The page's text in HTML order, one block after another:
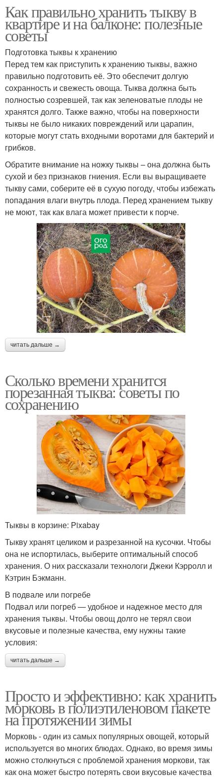
Как правильно хранить тыкву в
квартире и на балконе: полезные
советы
Подготовка тыквы к хранению
Перед тем как приступить к хранению тыквы, важно
правильно подготовить её. Это обеспечит долгую
сохранность и свежесть овоща. Тыква должна быть
полностью созревшей, так как зеленоватые плоды не
хранятся долго. Также важно, чтобы на поверхности
тыквы не было никаких повреждений или царапин,
которые могут стать входными воротами для бактерий и
грибков.
Обратите внимание на ножку тыквы – она должна быть
сухой и без признаков гниения. Если вы выращиваете
тыкву сами, соберите её в сухую погоду, чтобы избежать
попадания влаги внутрь плода. Перед хранением тыкву
не моют, так как влага может привести к порче.
читать дальше →
Сколько времени хранится
порезанная тыква: советы по
сохранению
Тыквы в корзине: Pixabay
Тыкву хранят целиком и разрезанной на кусочки. Чтобы
она не испортилась, выберите оптимальный способ
хранения. О них рассказали технологи Джеки Кэрролл и
Кэтрин Бэкманн.
В подвале или погребе
Подвал или погреб — удобное и надежное место для
хранения тыквы. Чтобы овощ долго не терял свои
вкусовые и полезные качества, ему нужны такие
условия:
читать дальше →
Просто и эффективно: как хранить
морковь в полиэтиленовом пакете
на протяжении зимы
Морковь - один из самых популярных овощей, который
используется во многих блюдах. Однако, во время зимы
можно столкнуться с проблемой хранения моркови, так
как она может быстро потерять свои вкусовые качества